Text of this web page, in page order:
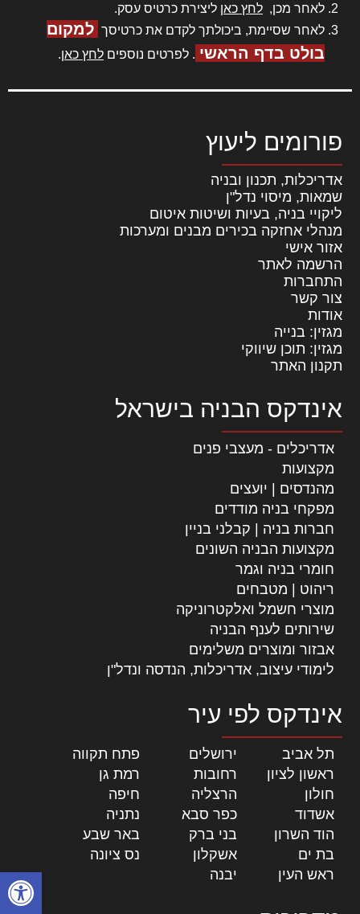
פתח
לאחר מכן, לחץ כאן ליצירת כרטיס עסק.
לאחר שסיימת, ביכולתך לקדם את כרטיסך למקום
בולט בדף הראשי . לפרטים נוספים לחץ כאן.
פורומים ליעוץ
אדריכלות, תכנון ובניה
שמאות, מיסוי נדל"ן
ליקויי בניה, בעיות ושיטות איטום
מנהלי אחזקה בכירים מבנים ומערכות
אזור אישי
הרשמה לאתר
התחברות
צור קשר
אודות
מגזין: בנייה
מגזין: תוכן שיווקי
תקנון האתר
אינדקס הבניה בישראל
אדריכלים - מעצבי פנים
מקצועות
מהנדסים | יועצים
מפקחי בניה מודדים
חברות בניה | קבלני בניין
מקצועות הבניה השונים
חומרי בניה וגמר
ריהוט | מטבחים
מוצרי חשמל ואלקטרוניקה
שירותים לענף הבניה
אבזור ומוצרים משלימים
לימודי עיצוב, אדריכלות, הנדסה ונדל"ן
אינדקס לפי עיר
תל אביב ירושלים פתח תקווה
ראשון לציון
רחובות רמת גן
חולון
הרצליה חיפה
אשדוד
כפר סבא נתניה
הוד השרון
בני ברק באר שבע
בת ים
אשקלון נס ציונה
ראש העין
יבנה